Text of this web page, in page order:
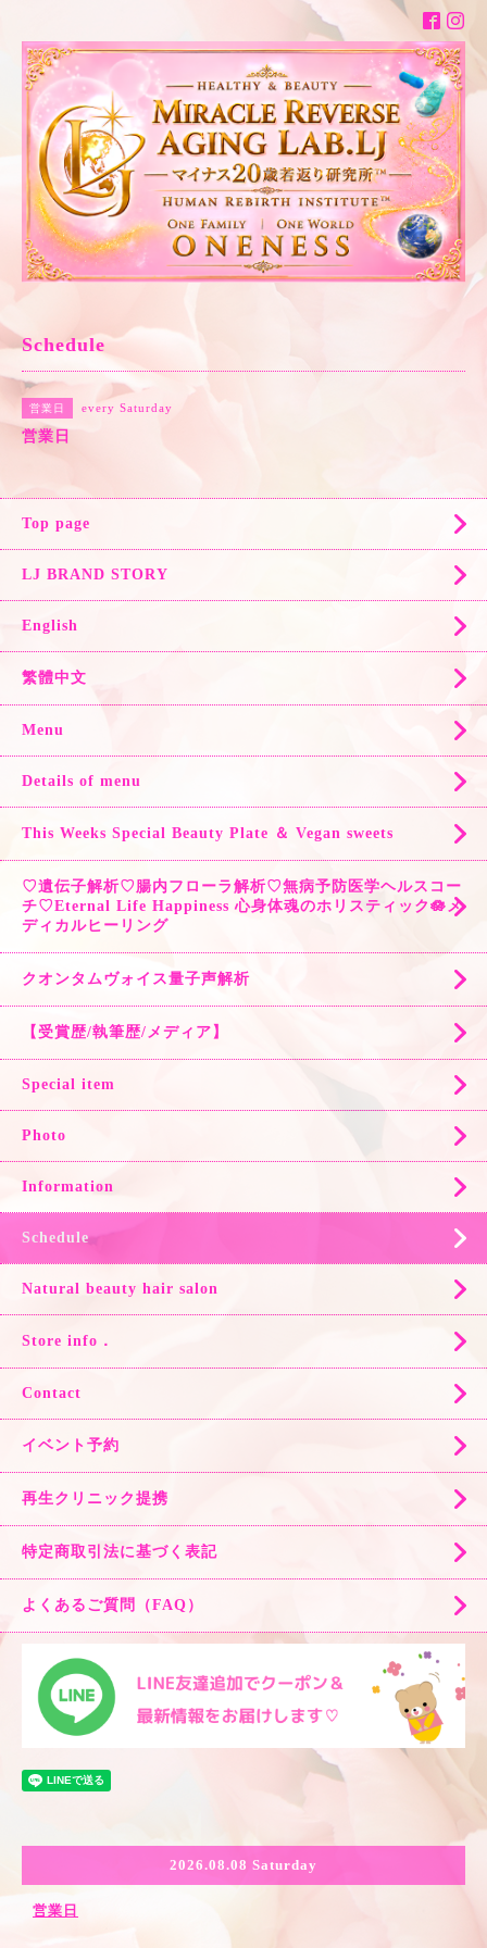
Schedule
営業日 every Saturday
営業日
Top page
LJ BRAND STORY
English
繁體中文
Menu
Details of menu
This Weeks Special Beauty Plate ＆ Vegan sweets
♡遺伝子解析♡腸内フローラ解析♡無病予防医学ヘルスコー
チ♡Eternal Life Happiness 心身体魂のホリスティック🪷メ
ディカルヒーリング
クオンタムヴォイス量子声解析
【受賞歴/執筆歴/メディア】
Special item
Photo
Information
Schedule
Natural beauty hair salon
Store info．
Contact
イベント予約
再生クリニック提携
特定商取引法に基づく表記
よくあるご質問（FAQ）
2026.08.08 Saturday
営業日